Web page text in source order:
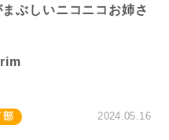
ぶしいニコニコお姉さ
部 2024.05.16